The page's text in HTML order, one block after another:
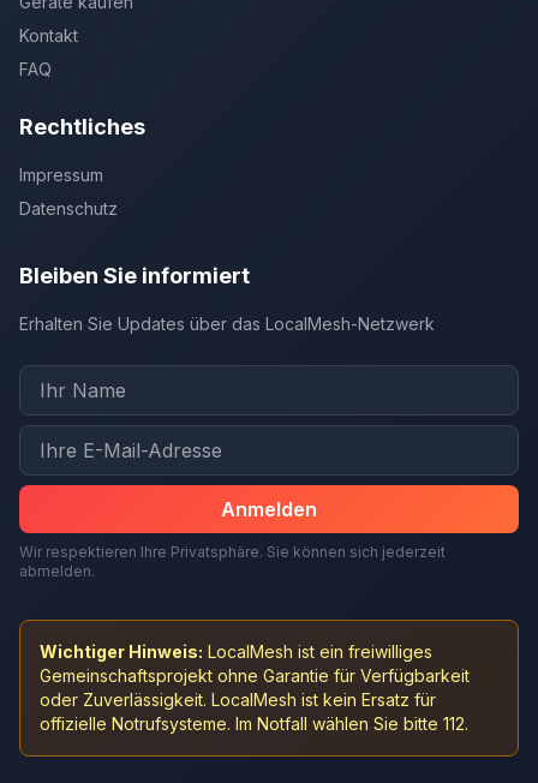
Kontakt
FAQ
Rechtliches
Impressum
Datenschutz
Bleiben Sie informiert
Erhalten Sie Updates über das LocalMesh-Netzwerk
Anmelden
Wir respektieren Ihre Privatsphäre. Sie können sich jederzeit
abmelden.
Wichtiger Hinweis: LocalMesh ist ein freiwilliges
Gemeinschaftsprojekt ohne Garantie für Verfügbarkeit
oder Zuverlässigkeit. LocalMesh ist kein Ersatz für
offizielle Notrufsysteme. Im Notfall wählen Sie bitte 112.